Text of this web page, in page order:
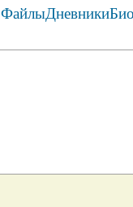
ФайлыДневники